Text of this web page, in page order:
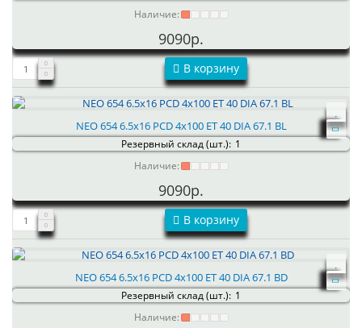
Наличие:
9090р.
В корзину
NEO 654 6.5x16 PCD 4x100 ET 40 DIA 67.1 BL
Резервный склад (шт.): 1
Наличие:
9090р.
В корзину
NEO 654 6.5x16 PCD 4x100 ET 40 DIA 67.1 BD
Резервный склад (шт.): 1
Наличие: